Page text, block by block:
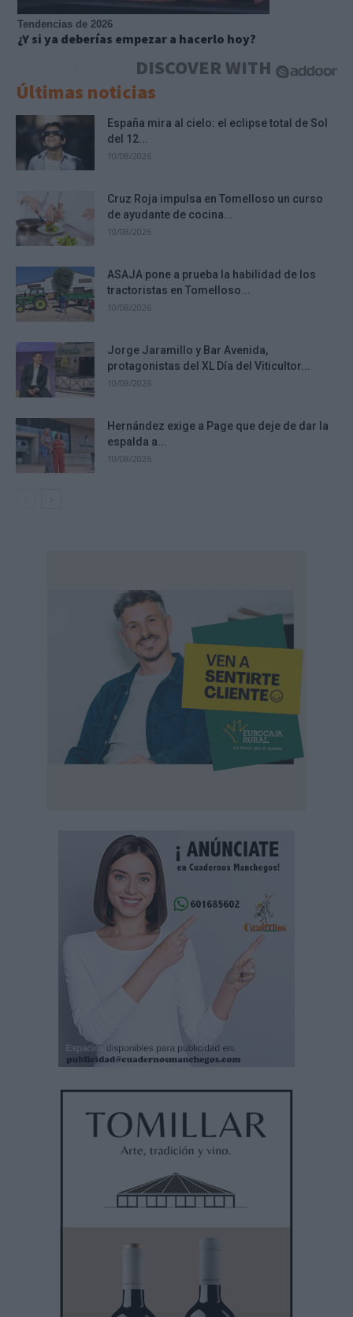
Tendencias de 2026
¿Y si ya deberías empezar a hacerlo hoy?
DISCOVER WITH
Últimas noticias
España mira al cielo: el eclipse total de Sol
del 12...
10/08/2026
Cruz Roja impulsa en Tomelloso un curso
de ayudante de cocina...
10/08/2026
ASAJA pone a prueba la habilidad de los
tractoristas en Tomelloso...
10/08/2026
Jorge Jaramillo y Bar Avenida,
protagonistas del XL Día del Viticultor...
10/08/2026
Hernández exige a Page que deje de dar la
espalda a...
10/08/2026